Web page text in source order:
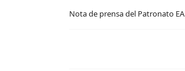
Nota de prensa del Patronato EA